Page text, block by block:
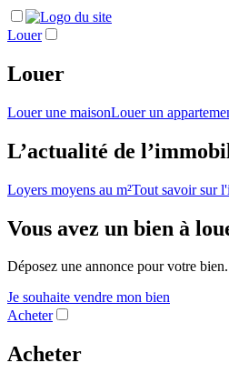
Louer
Louer
Louer une maisonLouer un
L’actualité de
Loyers moyens au m²Tout savoir sur
Vous avez un bien à
Déposez une annonce pour votre bien.
Je souhaite vendre mon bien
Acheter
Acheter